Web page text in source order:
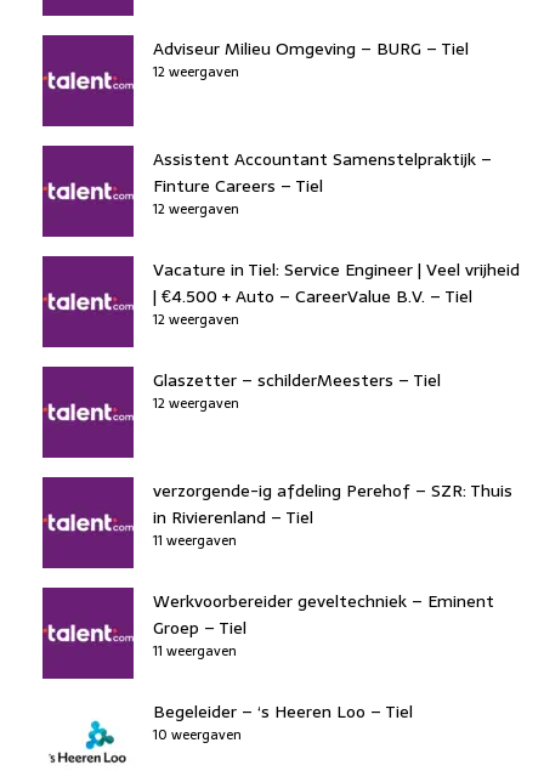
Adviseur Milieu Omgeving – BURG – Tiel
12 weergaven
Assistent Accountant Samenstelpraktijk –
Finture Careers – Tiel
12 weergaven
Vacature in Tiel: Service Engineer | Veel vrijheid
| €4.500 + Auto – CareerValue B.V. – Tiel
12 weergaven
Glaszetter – schilderMeesters – Tiel
12 weergaven
verzorgende-ig afdeling Perehof – SZR: Thuis
in Rivierenland – Tiel
11 weergaven
Werkvoorbereider geveltechniek – Eminent
Groep – Tiel
11 weergaven
Begeleider – ‘s Heeren Loo – Tiel
10 weergaven